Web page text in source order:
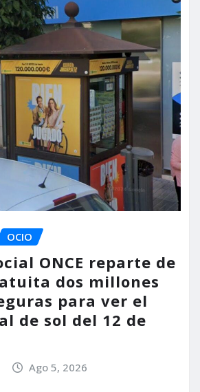
OCIO
ONCE reparte de
dos millones
para ver el
de sol del 12 de
Ago 5, 2026